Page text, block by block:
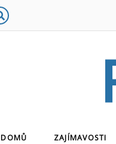
DOMŮ (CURRENT)ZAJÍMAVOSTI